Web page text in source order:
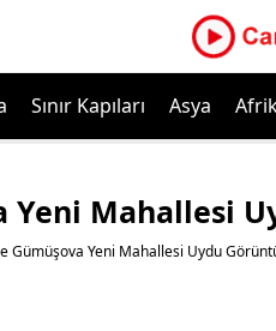
Sınır Kapıları Asya
Yeni Mahallesi
Gümüşova Yeni Mahallesi Uydu